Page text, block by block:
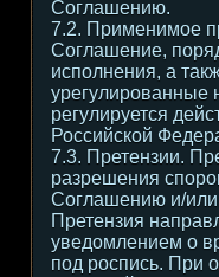
Соглашению.
7.2. Применимое
Соглашение,
исполнения, а
регулируется
Российской
7.3. Претензии.
разрешения
Соглашению и/или
Претензия
уведомлением о
под роспись. При